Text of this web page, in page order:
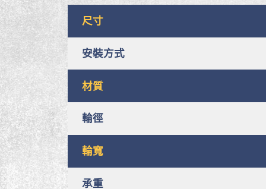
尺寸
安裝方式
材質
輪徑
輪寬
承重